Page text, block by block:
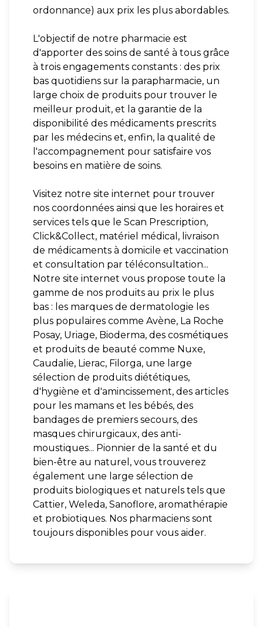
ordonnance) aux prix les plus abordables.
L'objectif de notre pharmacie est
d'apporter des soins de santé à tous grâce
à trois engagements constants : des prix
bas quotidiens sur la parapharmacie, un
large choix de produits pour trouver le
meilleur produit, et la garantie de la
disponibilité des médicaments prescrits
par les médecins et, enfin, la qualité de
l'accompagnement pour satisfaire vos
besoins en matière de soins.
Visitez notre site internet pour trouver
nos coordonnées ainsi que les horaires et
services tels que le Scan Prescription,
Click&Collect, matériel médical, livraison
de médicaments à domicile et vaccination
et consultation par téléconsultation...
Notre site internet vous propose toute la
gamme de nos produits au prix le plus
bas : les marques de dermatologie les
plus populaires comme Avène, La Roche
Posay, Uriage, Bioderma, des cosmétiques
et produits de beauté comme Nuxe,
Caudalie, Lierac, Filorga, une large
sélection de produits diététiques,
d'hygiène et d'amincissement, des articles
pour les mamans et les bébés, des
bandages de premiers secours, des
masques chirurgicaux, des anti-
moustiques... Pionnier de la santé et du
bien-être au naturel, vous trouverez
également une large sélection de
produits biologiques et naturels tels que
Cattier, Weleda, Sanoflore, aromathérapie
et probiotiques. Nos pharmaciens sont
toujours disponibles pour vous aider.